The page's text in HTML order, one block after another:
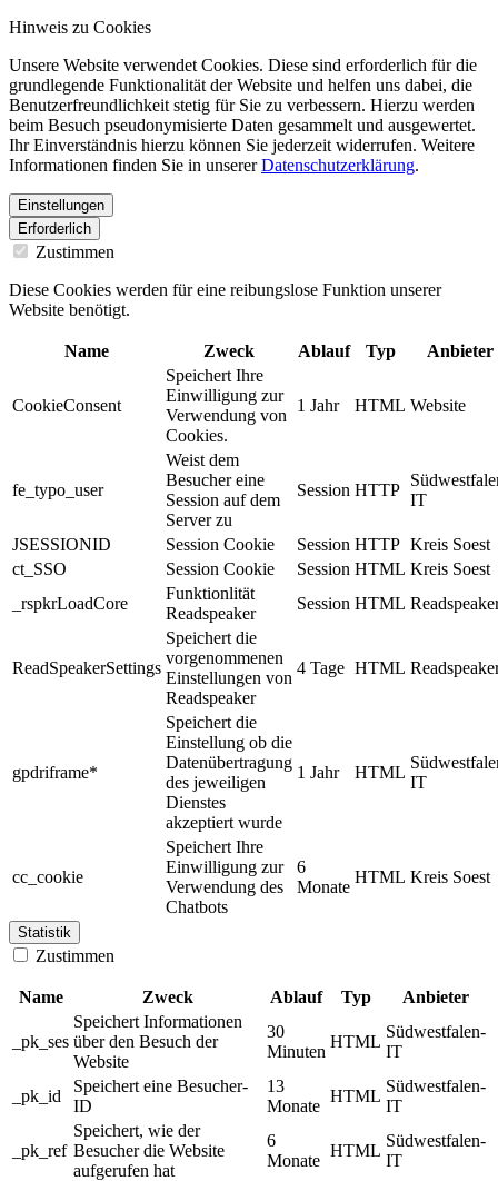
Hinweis zu Cookies
Unsere Website verwendet Cookies. Diese sind erforderlich für die
grundlegende Funktionalität der Website und helfen uns dabei, die
Benutzerfreundlichkeit stetig für Sie zu verbessern. Hierzu werden
beim Besuch pseudonymisierte Daten gesammelt und ausgewertet.
Ihr Einverständnis hierzu können Sie jederzeit widerrufen. Weitere
Informationen finden Sie in unsererDatenschutzerklärung.
Einstellungen
Erforderlich
Zustimmen
Diese Cookies werden für eine reibungslose Funktion unserer
Website benötigt.
Name Zweck Ablauf Typ Anbieter
CookieConsent
Speichert Ihre
Einwilligung zur
Verwendung von
Cookies.
1 Jahr HTML Website
fe_typo_user
Weist dem
Besucher eine
Session auf dem
Server zu
Session HTTP
IT
JSESSIONID Session Cookie Session HTTP Kreis Soest
ct_SSO
Session Cookie Session HTML Kreis Soest
_rspkrLoadCore
Funktionlität
Readspeaker
Session HTML
ReadSpeakerSettings
Speichert die
vorgenommenen
Einstellungen von
Readspeaker
4 Tage HTML
gpdriframe*
Speichert die
Einstellung ob die
Datenübertragung
des jeweiligen
Dienstes
akzeptiert wurde
1 Jahr HTML
IT
cc_cookie
Speichert Ihre
Einwilligung zur
Verwendung des
Chatbots
6
Monate
HTML Kreis Soest
Statistik
Zustimmen
Name Zweck Ablauf Typ Anbieter
_pk_ses
Speichert Informationen
über den Besuch der
Website
30
Minuten
HTML
Südwestfalen-
IT
_pk_id
Speichert eine Besucher-
ID
13
Monate
HTML
Südwestfalen-
IT
_pk_ref
Speichert, wie der
Besucher die Website
aufgerufen hat
6
Monate
HTML
Südwestfalen-
IT